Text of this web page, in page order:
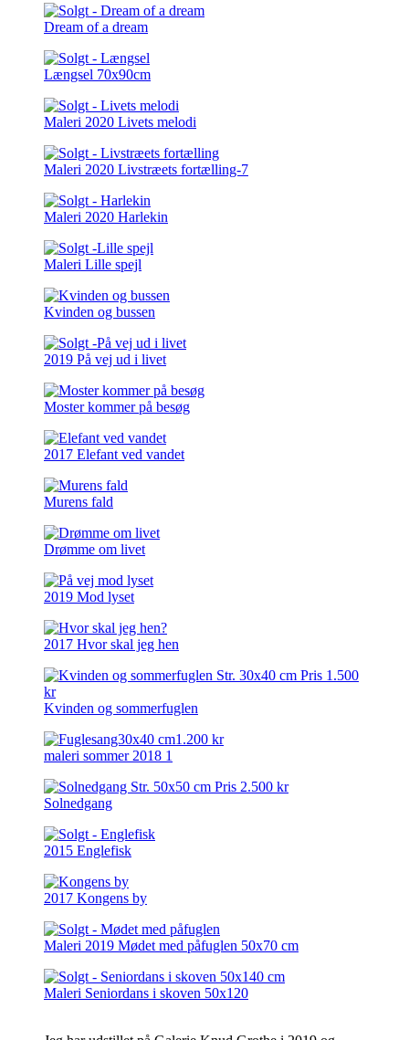
Dream of a dream
Længsel 70x90cm
Maleri 2020 Livets melodi
Maleri 2020 Livstræets fortælling-7
Maleri 2020 Harlekin
Maleri Lille spejl
Kvinden og bussen
2019 På vej ud i livet
Moster kommer på besøg
2017 Elefant ved vandet
Murens fald
Drømme om livet
2019 Mod lyset
2017 Hvor skal jeg hen
Kvinden og sommerfuglen
maleri sommer 2018 1
Solnedgang
2015 Englefisk
2017 Kongens by
Maleri 2019 Mødet med påfuglen 50x70 cm
Maleri Seniordans i skoven 50x120